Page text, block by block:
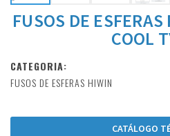
FUSOS DE
COOL
CATEGORIA:
FUSOS DE ESFERAS HIWIN
CATÁLOGO